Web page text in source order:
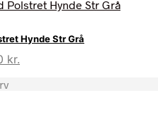
aktuelle
er:
429,00 kr..
Hynde Str Grå
kr.